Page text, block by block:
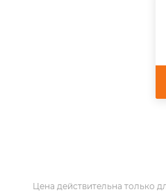
Цена действительна только